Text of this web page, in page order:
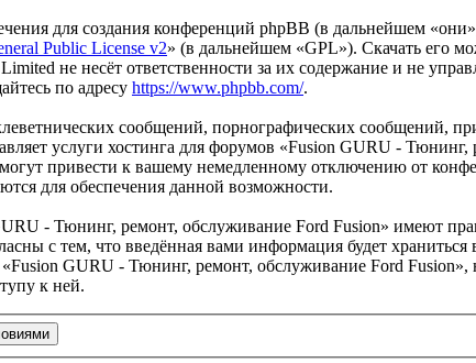
для создания конференций phpBB (в дальнейшем
Public License v2» (в дальнейшем «GPL»). Скачать его
не несёт ответственности за их содержание и не
по адресу https://www.phpbb.com/.
сообщений, порнографических сообщений,
услуги хостинга для форумов «Fusion GURU -
привести к вашему немедленному отключению от
для обеспечения данной возможности.
- Тюнинг, ремонт, обслуживание Ford Fusion» имеют
с тем, что введённая вами информация будет
GURU - Тюнинг, ремонт, обслуживание Ford Fusion»,
к ней.